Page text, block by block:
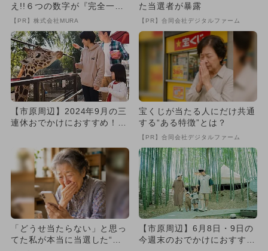
え!!６つの数字が『完全一
致』する方法
【PR】株式会社MURA
た当選者が暴露
【PR】合同会社デジタルファーム
【市原周辺】2024年9月の三
連休おでかけにおすすめ！人
宝くじが当たる人にだけ共通
する“ある特徴”とは？
【PR】合同会社デジタルファーム
「どうせ当たらない」と思っ
てた私が本当に当選した“買
【市原周辺】6月8日・9日の
今週末のおでかけにおすす